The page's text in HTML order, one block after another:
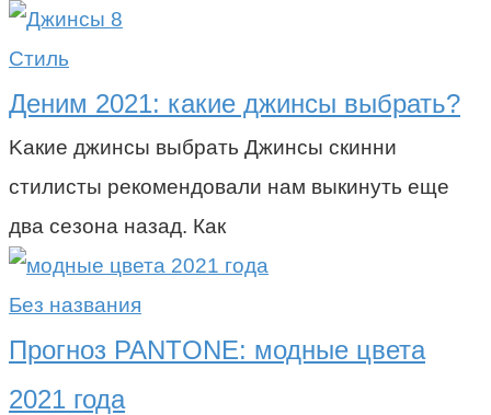
Стиль
Деним 2021: какие джинсы выбрать?
Kакие джинсы выбрать Джинсы скинни
стилисты рекомендовали нам выкинуть еще
два сезона назад. Как
Без названия
Прогноз PANTONE: модные цвета
2021 года